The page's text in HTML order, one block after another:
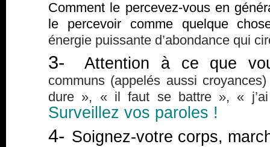
Comment le percevez-vous en
le percevoir comme quelque
énergie puissante d’abondance qui
3- Attention à ce que
communs (appelés aussi
dure », « il faut se battre », «
Surveillez vos paroles !
4- Soignez-votre corps,